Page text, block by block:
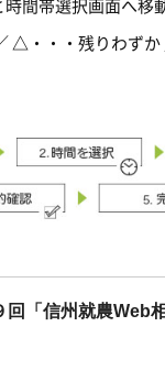
間帯選択画面へ移
△ ・・・残りわずか
「信州就農Web相